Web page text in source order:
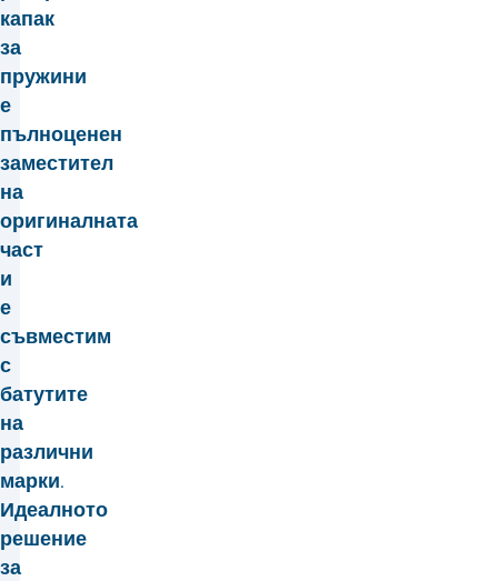
капак
за
пружини
е
пълноценен
заместител
на
оригиналната
част
и
е
съвместим
с
батутите
на
различни
марки.
Идеалното
решение
за